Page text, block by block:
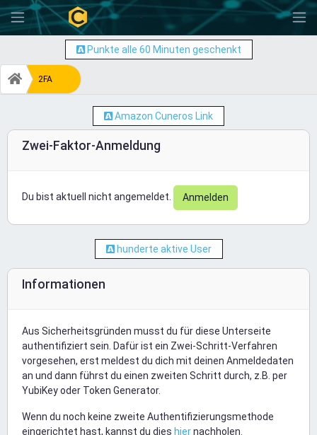
-
Punkte alle 60 Minuten geschenkt
2FA
Amazon Cuneros Link
Zwei-Faktor-Anmeldung
Du bist aktuell nicht angemeldet. Anmelden
hunderte aktive User
Informationen
Aus Sicherheitsgründen musst du für diese Unterseite
authentifiziert sein. Dafür ist ein Zwei-Schritt-Verfahren
vorgesehen, erst meldest du dich mit deinen Anmeldedaten
an und dann führst du einen zweiten Schritt durch, z.B. per
YubiKey oder Token Generator.
Wenn du noch keine zweite Authentifizierungsmethode
eingerichtet hast, kannst du dies hiernachholen.